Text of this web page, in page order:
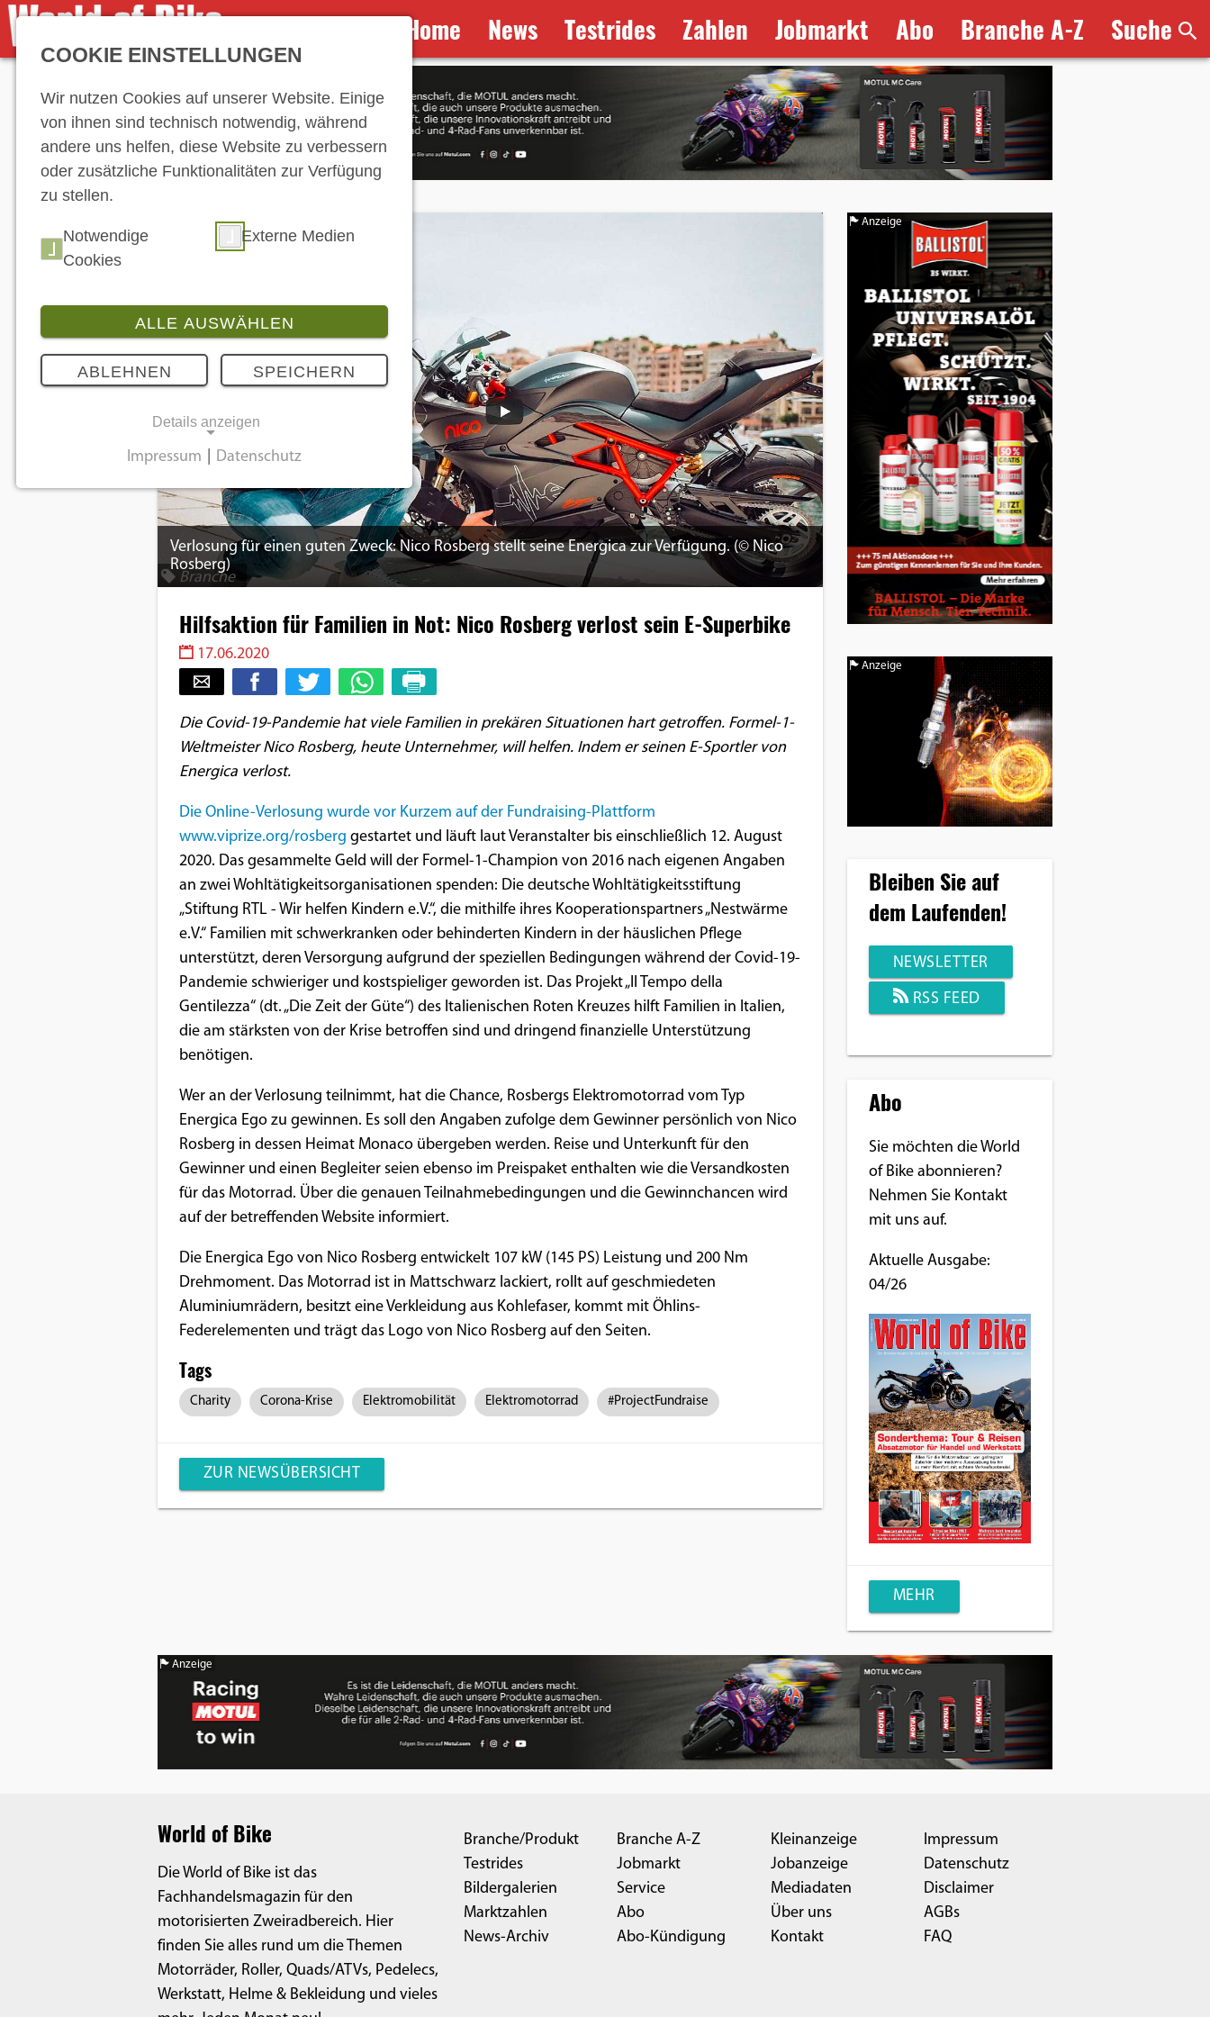
Home News Testrides Zahlen Jobmarkt Abo Branche A-Z Suche
Verlosung für einen guten Zweck: Nico Rosberg stellt seine Energica zur Verfügung. (© Nico
Rosberg)
Branche
Hilfsaktion für Familien in Not: Nico Rosberg verlost sein E-Superbike
17.06.2020
Die Covid-19-Pandemie hat viele Familien in prekären Situationen hart getroffen. Formel-1-
Weltmeister Nico Rosberg, heute Unternehmer, will helfen. Indem er seinen E-Sportler von
Energica verlost.
Die Online-Verlosung wurde vor Kurzem auf der Fundraising-Plattform
www.viprize.org/rosberg gestartet und läuft laut Veranstalter bis einschließlich 12. August
2020. Das gesammelte Geld will der Formel-1-Champion von 2016 nach eigenen Angaben
an zwei Wohltätigkeitsorganisationen spenden: Die deutsche Wohltätigkeitsstiftung
„Stiftung RTL - Wir helfen Kindern e.V.“, die mithilfe ihres Kooperationspartners „Nestwärme
e.V.“ Familien mit schwerkranken oder behinderten Kindern in der häuslichen Pflege
unterstützt, deren Versorgung aufgrund der speziellen Bedingungen während der Covid-19-
Pandemie schwieriger und kostspieliger geworden ist. Das Projekt „Il Tempo della
Gentilezza“ (dt. „Die Zeit der Güte“) des Italienischen Roten Kreuzes hilft Familien in Italien,
die am stärksten von der Krise betroffen sind und dringend finanzielle Unterstützung
benötigen.
Wer an der Verlosung teilnimmt, hat die Chance, Rosbergs Elektromotorrad vom Typ
Energica Ego zu gewinnen. Es soll den Angaben zufolge dem Gewinner persönlich von Nico
Rosberg in dessen Heimat Monaco übergeben werden. Reise und Unterkunft für den
Gewinner und einen Begleiter seien ebenso im Preispaket enthalten wie die Versandkosten
für das Motorrad. Über die genauen Teilnahmebedingungen und die Gewinnchancen wird
auf der betreffenden Website informiert.
Die Energica Ego von Nico Rosberg entwickelt 107 kW (145 PS) Leistung und 200 Nm
Drehmoment. Das Motorrad ist in Mattschwarz lackiert, rollt auf geschmiedeten
Aluminiumrädern, besitzt eine Verkleidung aus Kohlefaser, kommt mit Öhlins-
Federelementen und trägt das Logo von Nico Rosberg auf den Seiten.
Tags
Charity Corona-Krise Elektromobilität Elektromotorrad #ProjectFundraise
ZUR NEWSÜBERSICHT
Anzeige
Anzeige
Bleiben Sie auf
dem Laufenden!
NEWSLETTER
RSS FEED
Abo
Sie möchten die World
of Bike abonnieren?
Nehmen Sie Kontakt
mit uns auf.
Aktuelle Ausgabe:
04/26
MEHR
Anzeige
World of Bike
Die World of Bike ist das
Fachhandelsmagazin für den
motorisierten Zweiradbereich. Hier
finden Sie alles rund um die Themen
Motorräder, Roller, Quads/ATVs, Pedelecs,
Werkstatt, Helme & Bekleidung und vieles
Branche/Produkt
Testrides
Bildergalerien
Marktzahlen
News-Archiv
Branche A-Z
Jobmarkt
Service
Abo
Abo-Kündigung
Kleinanzeige
Jobanzeige
Mediadaten
Über uns
Kontakt
Impressum
Datenschutz
Disclaimer
AGBs
FAQ
COOKIE EINSTELLUNGEN
Wir nutzen Cookies auf unserer Website. Einige
von ihnen sind technisch notwendig, während
andere uns helfen, diese Website zu verbessern
oder zusätzliche Funktionalitäten zur Verfügung
zu stellen.
Notwendige
Cookies
Externe Medien
ALLE AUSWÄHLEN
ABLEHNEN SPEICHERN
Details anzeigen
Notwendige Cookies ermöglichen
grundlegende Funktionen und sind für die
einwandfreie Funktion der Website
Einverständnis-Cookie
Dieser Cookie speichert die
EXTERNE MEDIEN
Um Inhalte von Videoplattformen und
Social Media Plattformen anzeigen zu
können, werden von diesen externen
Impressum Datenschutz